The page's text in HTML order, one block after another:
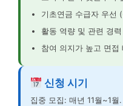
기초연금 수급자 우선
활동 역량 및 관련 경
참여 의지가 높고 면접
신청 시기
집중 모집: 매년 11월~1